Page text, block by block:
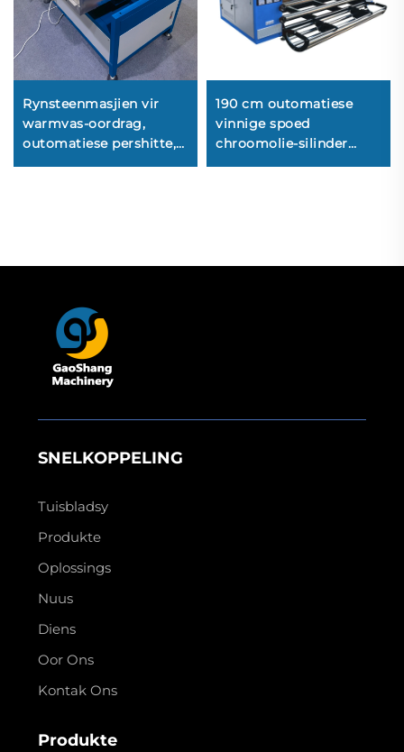
Rynsteenmasjien vir
warmvas-oordrag,
outomatiese pershitte,
papierlose druk, lang
190 cm outomatiese
vinnige spoed
chroomolie-silinder
rotêre
tekstielrolle
SNELKOPPELING
Tuisbladsy
Produkte
Oplossings
Nuus
Diens
Oor Ons
Kontak Ons
Produkte